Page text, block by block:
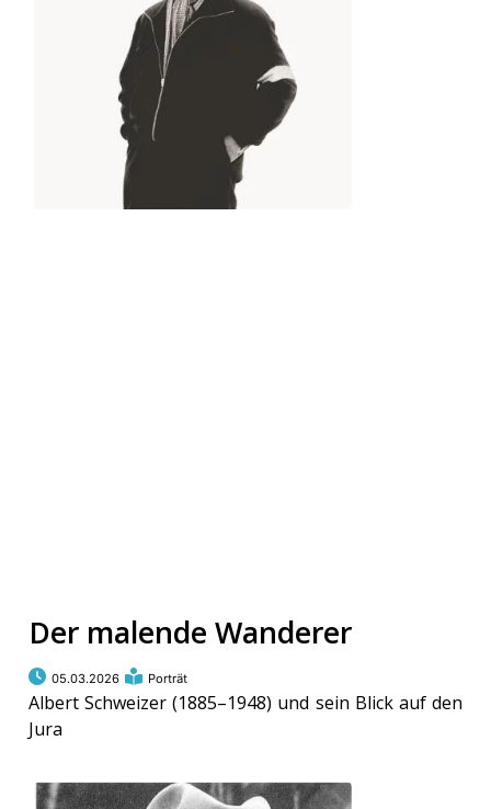
Der malende Wanderer
05.03.2026 Porträt
Albert Schweizer (1885–1948) und sein Blick auf den
Jura